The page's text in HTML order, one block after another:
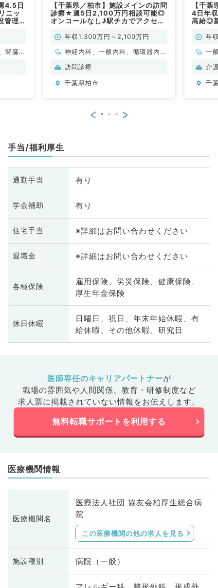
4.5日
ニッ
管理の
腎臓内
【千葉県／柏市】施設メインの訪問
診療★週5日2,100万円相談可能◎
オンコールなし♪駅チカでアクセス
年収1,300万円～2,100万円
神経内科、一般内科、循環器内
科、呼吸器内科、消化器内科、内
内科、血液内科、膠原病科
訪問診療
千葉県柏市
【千
4日年
高給◎
ン（年
一
科
介
千
< >
手当/福利厚生
通勤手当 有り
学会補助 有り
住宅手当 ※詳細はお問い合わせください
退職金 ※詳細はお問い合わせください
各種保険
雇用保険、労災保険、健康保険、
厚生年金保険
休日休暇
日曜日、祝日、年末年始休暇、有
給休暇、その他休暇、研究日
医師専任のキャリアパートナーが
職場の雰囲気や人間関係、 教育・研修制度など
求人票に掲載されていない情報をお伝えします。
無料転職サポートを利用する
医療機関情報
医療機関名
医療法人社団 協友会柏厚生総合病
院
この医療機関の他の求人を見る
施設種別 病院（一般）